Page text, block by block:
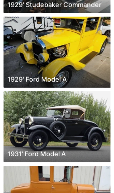
1929' Studebaker Commander
1929' Ford Model A
1931' Ford Model A